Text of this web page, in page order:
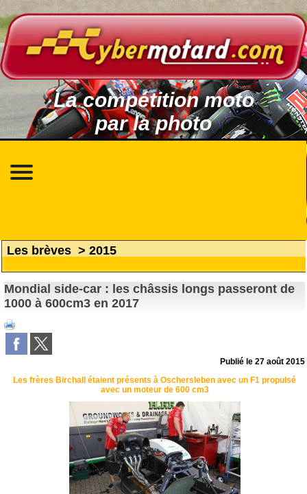
La compétition moto
par la photo
Les brèves > 2015
Mondial side-car : les châssis longs passeront de
1000 à 600cm3 en 2017
Publié le27 août 2015
Les frères Birchall étaient présents à Oschersleben avec un F1 propulsé
avec un moteur de 600 cm3